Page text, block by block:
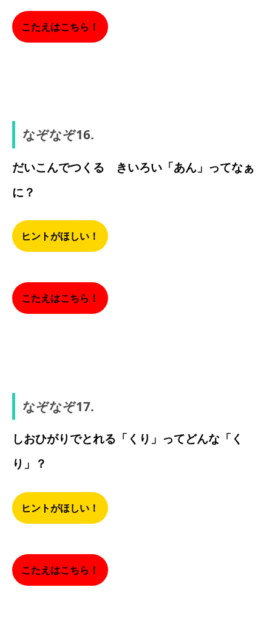
こたえはこちら！
なぞなぞ16.
だいこんでつくる きいろい「あん」ってなぁ
に？
ヒントがほしい！
こたえはこちら！
なぞなぞ17.
しおひがりでとれる「くり」ってどんな「く
り」？
ヒントがほしい！
こたえはこちら！